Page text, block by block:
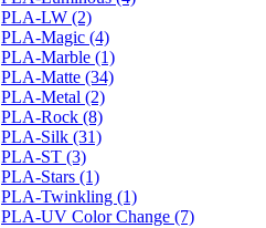
PLA-LW (2)
PLA-Magic (4)
PLA-Marble (1)
PLA-Matte (34)
PLA-Metal (2)
PLA-Rock (8)
PLA-Silk (31)
PLA-ST (3)
PLA-Stars (1)
PLA-Twinkling (1)
PLA-UV Color Change (7)